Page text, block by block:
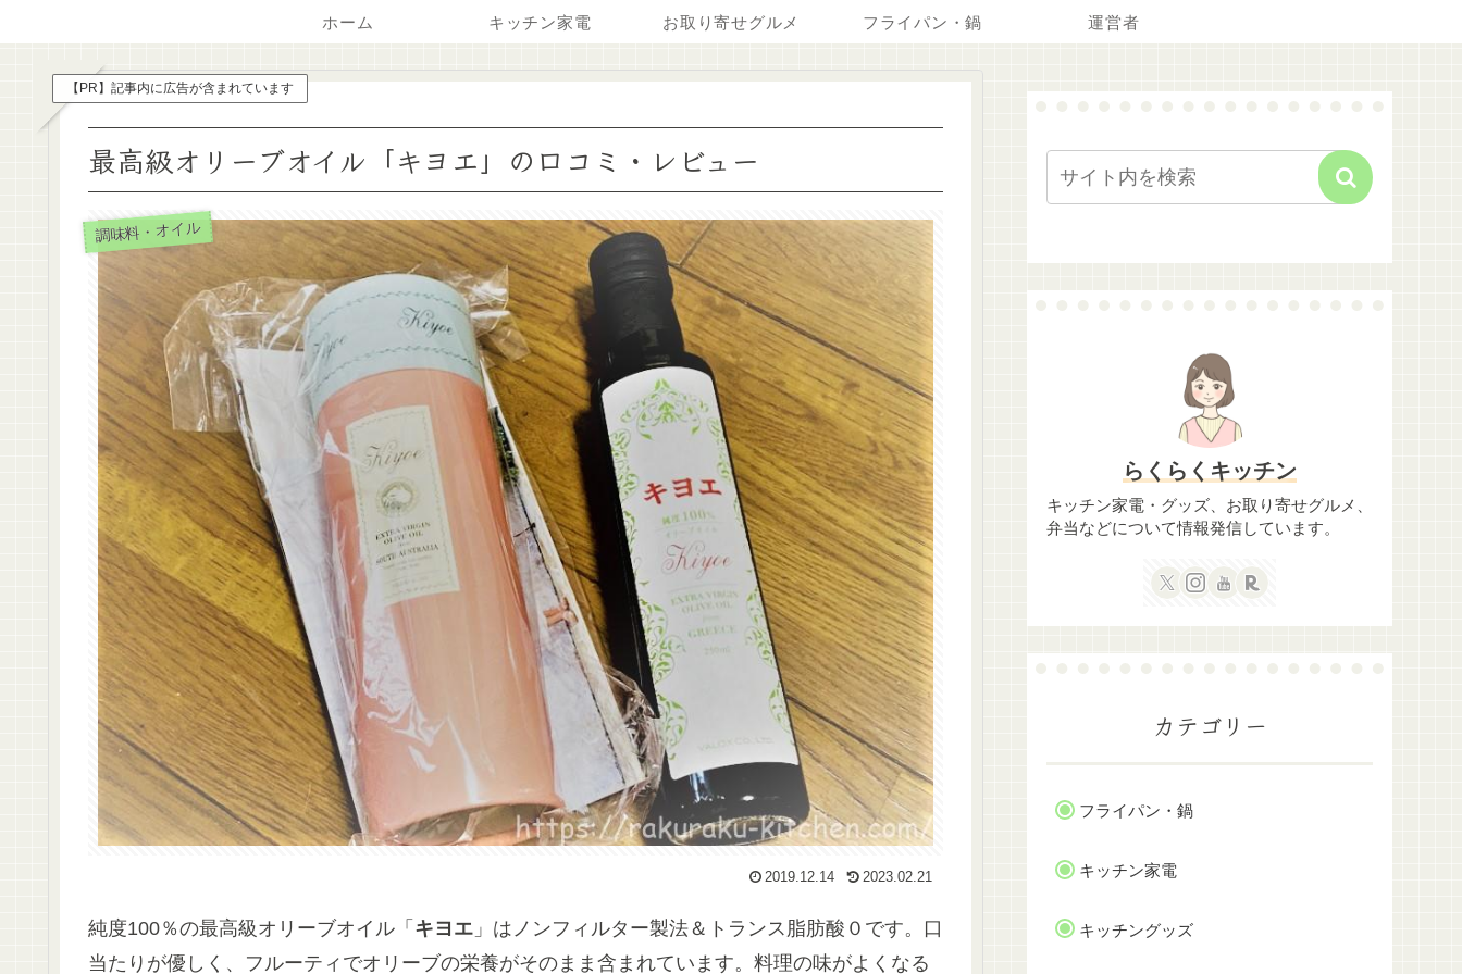
ホーム キッチン家電 お取り寄せグルメ フライパン・鍋 運営者
【PR】記事内に広告が含まれています
最高級オリーブオイル「キヨエ」の口コミ・レビュー
調味料・オイル
2019.12.14 2023.02.21
純度100％の最高級オリーブオイル「 キヨエ 」はノンフィルター製法＆トランス脂肪酸０です。口
当たりが優しく、フルーティでオリーブの栄養がそのまま含まれています。料理の味がよくなる
らくらくキッチン
キッチン家電・グッズ、お取り寄せグルメ、
弁当などについて情報発信しています。
カテゴリー
フライパン・鍋
キッチン家電
キッチングッズ